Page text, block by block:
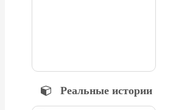
Реальные истории